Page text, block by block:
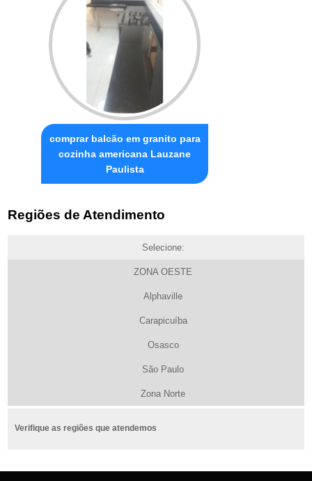
comprar balcão em granito para
cozinha americana Lauzane
Paulista
Regiões de Atendimento
Selecione:
ZONA OESTE
Alphaville
Carapicuíba
Osasco
São Paulo
Zona Norte
Verifique as regiões que atendemos